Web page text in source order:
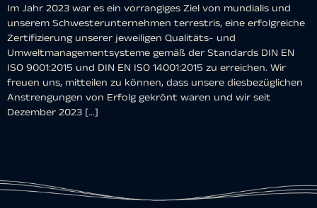
Im Jahr 2023 war es ein vorrangiges Ziel von mundialis und
unserem Schwesterunternehmen terrestris, eine erfolgreiche
Zertifizierung unserer jeweiligen Qualitäts- und
Umweltmanagementsysteme gemäß der Standards DIN EN
ISO 9001:2015 und DIN EN ISO 14001:2015 zu erreichen. Wir
freuen uns, mitteilen zu können, dass unsere diesbezüglichen
Anstrengungen von Erfolg gekrönt waren und wir seit
Dezember 2023 […]